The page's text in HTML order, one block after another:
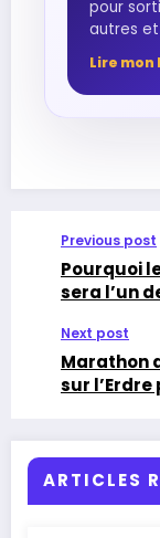
pour
autres
Lire
Previous post
Pourquoi
sera l’un
Next post
Marathon
sur
ARTICLES